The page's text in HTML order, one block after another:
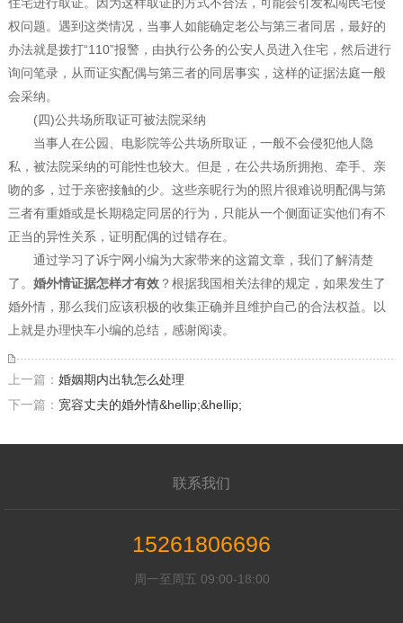
权问题。遇到这类情况，当事人如能确定老公与第三者同居，最好的
办法就是拨打“110”报警，由执行公务的公安人员进入住宅，然后进行
询问笔录，从而证实配偶与第三者的同居事实，这样的证据法庭一般
会采纳。
(四)公共场所取证可被法院采纳
当事人在公园、电影院等公共场所取证，一般不会侵犯他人隐
私，被法院采纳的可能性也较大。但是，在公共场所拥抱、牵手、亲
吻的多，过于亲密接触的少。这些亲昵行为的照片很难说明配偶与第
三者有重婚或是长期稳定同居的行为，只能从一个侧面证实他们有不
正当的异性关系，证明配偶的过错存在。
通过学习了诉宁网小编为大家带来的这篇文章，我们了解清楚
了。 婚外情证据怎样才有效？根据我国相关法律的规定，如果发生了
婚外情，那么我们应该积极的收集正确并且维护自己的合法权益。以
上就是办理快车小编的总结，感谢阅读。
上一篇： 婚姻期内出轨怎么处理
下一篇： 宽容丈夫的婚外情&hellip;&hellip;
联系我们
15261806696
周一至周五 09:00-18:00